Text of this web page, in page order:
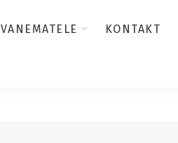
VANEMATELE KONTAKT